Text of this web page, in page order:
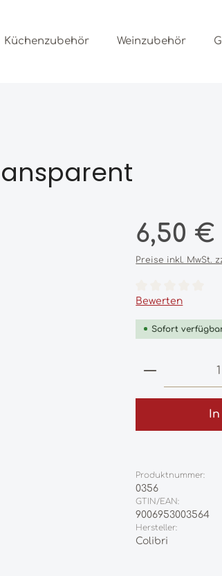
Küchenzubehör Weinzubehör
Regulärer Preis:
6,50 €
Preise inkl. MwSt.
Bewerten
Sofort
Produkt
Produktnummer:
0356
GTIN/EAN:
9006953003564
Hersteller:
Colibri